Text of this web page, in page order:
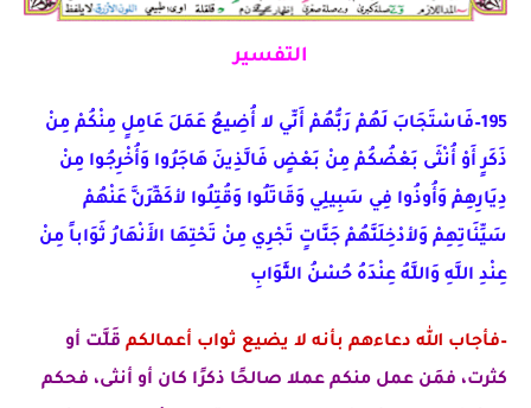
التفسير
195–فَاسْتَجَابَ لَهُمْ رَبُّهُمْ أَنِّي لا أُضِيعُ عَمَلَ عَامِلٍ مِنْكُمْ مِنْ
ذَكَرٍ أَوْ أُنْثَى بَعْضُكُمْ مِنْ بَعْضٍ فَالَّذِينَ هَاجَرُوا وَأُخْرِجُوا مِنْ
دِيَارِهِمْ وَأُوذُوا فِي سَبِيلِي وَقَاتَلُوا وَقُتِلُوا لأكَفِّرَنَّ عَنْهُمْ
سَيِّئَاتِهِمْ وَلأدْخِلَنَّهُمْ جَنَّاتٍ تَجْرِي مِنْ تَحْتِهَا الأَنْهَارُ ثَوَاباً مِنْ
عِنْدِ اللَّهِ وَاللَّهُ عِنْدَهُ حُسْنُ الثَّوَابِ
–فأجاب الله دعاءهم بأنه لا يضيع ثواب أعمالكم قَلَّت أو
كثرت، فمَن عمل منكم عملا صالحًا ذكرًا كان أو أنثى، فحكم